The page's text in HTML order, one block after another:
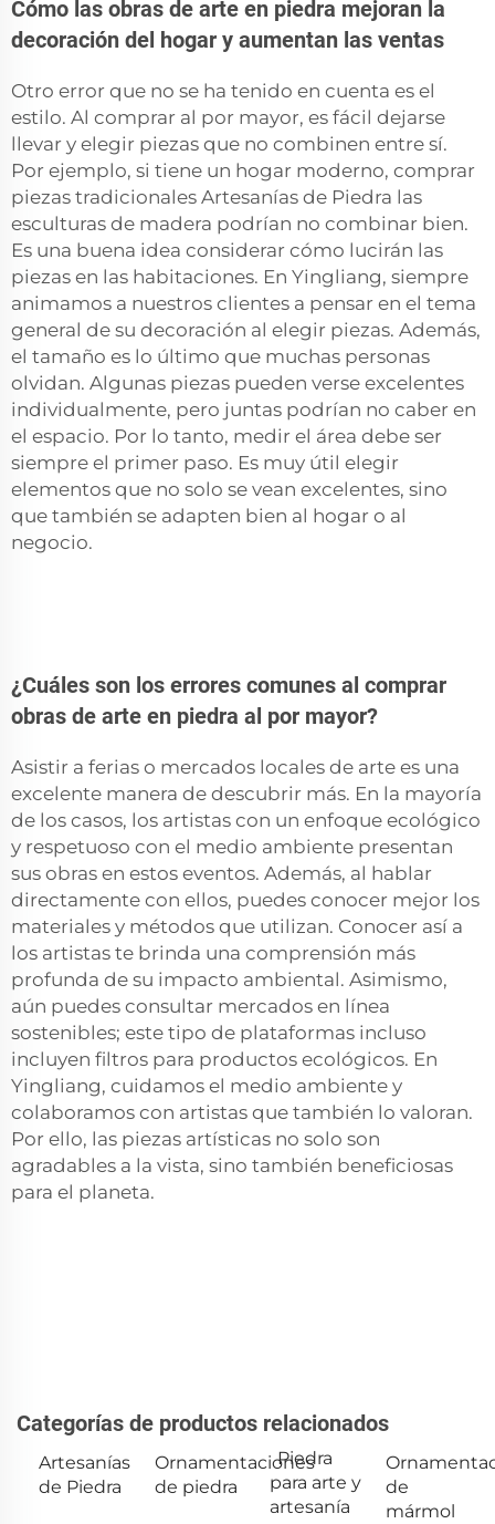
Cómo las obras de arte en piedra mejoran la
decoración del hogar y aumentan las ventas
Otro error que no se ha tenido en cuenta es el
estilo. Al comprar al por mayor, es fácil dejarse
llevar y elegir piezas que no combinen entre sí.
Por ejemplo, si tiene un hogar moderno, comprar
piezas tradicionales Artesanías de Piedra las
esculturas de madera podrían no combinar bien.
Es una buena idea considerar cómo lucirán las
piezas en las habitaciones. En Yingliang, siempre
animamos a nuestros clientes a pensar en el tema
general de su decoración al elegir piezas. Además,
el tamaño es lo último que muchas personas
olvidan. Algunas piezas pueden verse excelentes
individualmente, pero juntas podrían no caber en
el espacio. Por lo tanto, medir el área debe ser
siempre el primer paso. Es muy útil elegir
elementos que no solo se vean excelentes, sino
que también se adapten bien al hogar o al
negocio.
¿Cuáles son los errores comunes al comprar
obras de arte en piedra al por mayor?
Asistir a ferias o mercados locales de arte es una
excelente manera de descubrir más. En la mayoría
de los casos, los artistas con un enfoque ecológico
y respetuoso con el medio ambiente presentan
sus obras en estos eventos. Además, al hablar
directamente con ellos, puedes conocer mejor los
materiales y métodos que utilizan. Conocer así a
los artistas te brinda una comprensión más
profunda de su impacto ambiental. Asimismo,
aún puedes consultar mercados en línea
sostenibles; este tipo de plataformas incluso
incluyen filtros para productos ecológicos. En
Yingliang, cuidamos el medio ambiente y
colaboramos con artistas que también lo valoran.
Por ello, las piezas artísticas no solo son
agradables a la vista, sino también beneficiosas
para el planeta.
Categorías de productos relacionados
Artesanías
de Piedra
Ornamentaciones
de piedra
Piedra
para arte y
artesanía
de
mármol